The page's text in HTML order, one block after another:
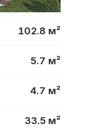
102.8 м²
5.7 м²
4.7 м²
33.5 м²